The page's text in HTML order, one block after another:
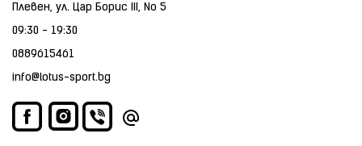
Плевен, ул. Цар Борис III, No 5
09:30 - 19:30
0889615461
info@lotus-sport.bg